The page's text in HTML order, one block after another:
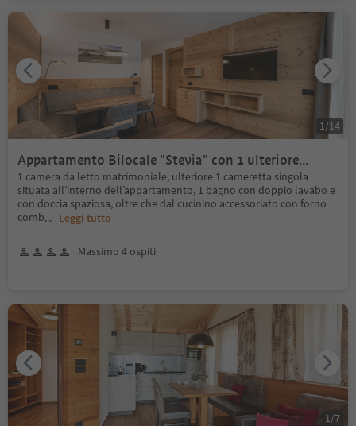
Appartamento Bilocale "Stevia" con 1 ulteriore
cameretta singola con balcone o accesso al giardino
1 camera da letto matrimoniale, ulteriore 1 cameretta singola
situata all’interno dell’appartamento, 1 bagno con doppio lavabo e
con doccia spaziosa, oltre che dal cucinino accessoriato con forno
comb... Leggi tutto
Massimo 4 ospiti
1/14
1/7